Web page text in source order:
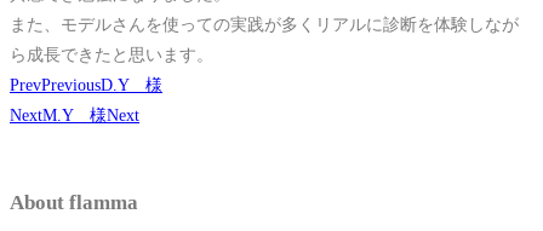
また、モデルさんを使っての実践が多くリアルに診断を体験しなが
ら成長できたと思います。
PrevPreviousD.Y 様
NextM.Y 様Next
About flamma